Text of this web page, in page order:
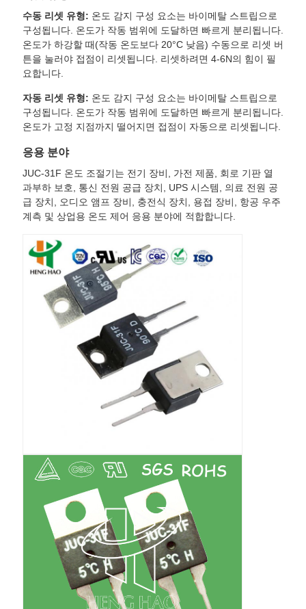
수동 리셋 유형: 온도 감지 구성 요소는 바이메탈 스트립으로
구성됩니다. 온도가 작동 범위에 도달하면 빠르게 분리됩니다.
온도가 하강할 때(작동 온도보다 20°C 낮음) 수동으로 리셋 버
튼을 눌러야 접점이 리셋됩니다. 리셋하려면 4-6N의 힘이 필
요합니다.
자동 리셋 유형: 온도 감지 구성 요소는 바이메탈 스트립으로
구성됩니다. 온도가 작동 범위에 도달하면 빠르게 분리됩니다.
온도가 고정 지점까지 떨어지면 접점이 자동으로 리셋됩니다.
응용 분야
JUC-31F 온도 조절기는 전기 장비, 가전 제품, 회로 기판 열
과부하 보호, 통신 전원 공급 장치, UPS 시스템, 의료 전원 공
급 장치, 오디오 앰프 장비, 충전식 장치, 용접 장비, 항공 우주
계측 및 상업용 온도 제어 응용 분야에 적합합니다.